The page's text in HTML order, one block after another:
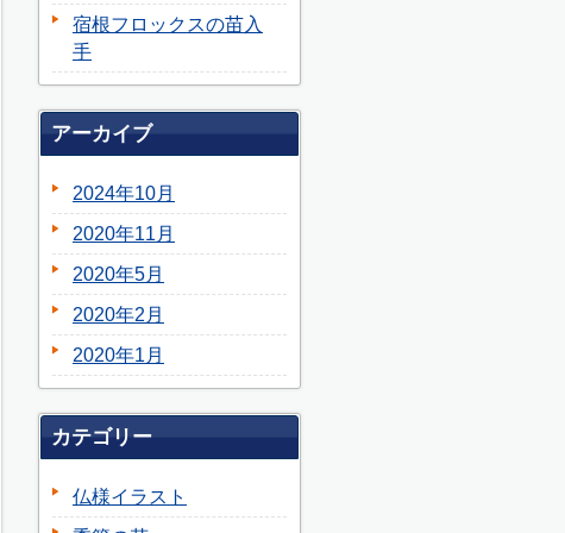
宿根フロックスの苗入
手
アーカイブ
2024年10月
2020年11月
2020年5月
2020年2月
2020年1月
カテゴリー
仏様イラスト